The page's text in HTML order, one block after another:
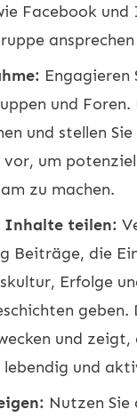
Facebook
ansprechen
Engagieren
und Foren.
und stellen
vor, um
zu machen.
Inhalte teilen:
Beiträge, die
Erfolge
geben.
und zeigt,
lebendig und
Nutzen Sie